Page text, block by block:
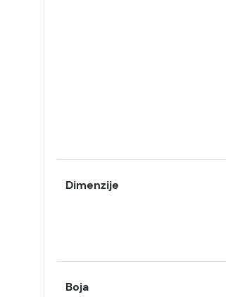
Dimenzije
Boja